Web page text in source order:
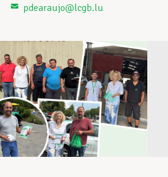
pdearaujo@lcgb.lu